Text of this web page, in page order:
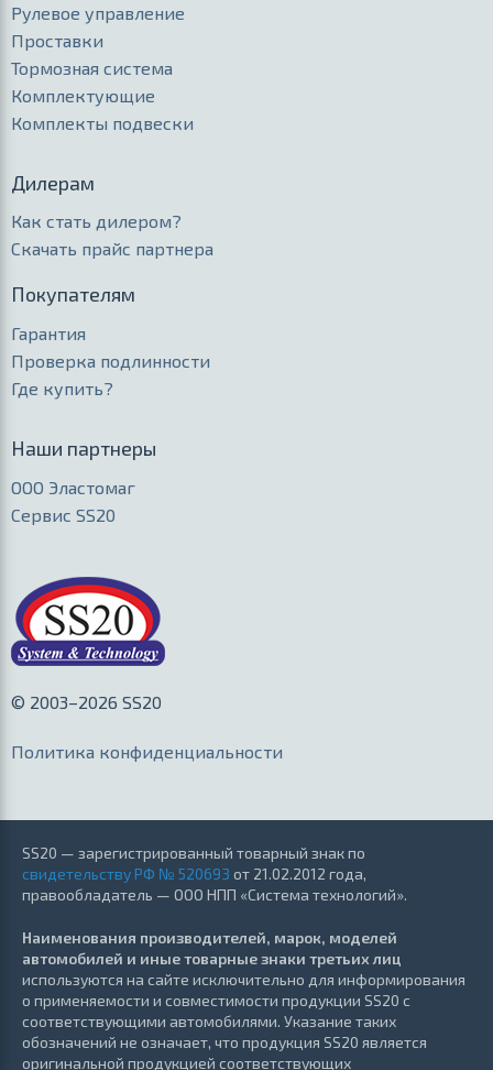
Рулевое управление
Проставки
Тормозная система
Комплектующие
Комплекты подвески
Дилерам
Как стать дилером?
Скачать прайс партнера
Покупателям
Гарантия
Проверка подлинности
Где купить?
Наши партнеры
ООО Эластомаг
Сервис SS20
© 2003–2026 SS20
Политика конфиденциальности
SS20 — зарегистрированный товарный знак по
свидетельству РФ № 520693 от 21.02.2012 года,
правообладатель — ООО НПП «Система технологий».
Наименования производителей, марок, моделей
автомобилей и иные товарные знаки третьих лиц
используются на сайте исключительно для информирования
о применяемости и совместимости продукции SS20 с
соответствующими автомобилями. Указание таких
обозначений не означает, что продукция SS20 является
оригинальной продукцией соответствующих